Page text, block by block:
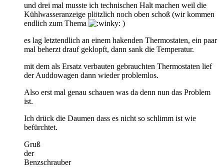
und drei mal musste ich technischen Halt machen weil die
Kühlwasseranzeige plötzlich noch oben schoß (wir kommen
endlich zum Thema
)
es lag letztendlich an einem hakenden Thermostaten, ein paar
mal beherzt drauf geklopft, dann sank die Temperatur.
mit dem als Ersatz verbauten gebrauchten Thermostaten lief
der Auddowagen dann wieder problemlos.
Also erst mal genau schauen was da denn nun das Problem
ist.
Ich drück die Daumen dass es nicht so schlimm ist wie
befürchtet.
Gruß
der
Benzschrauber